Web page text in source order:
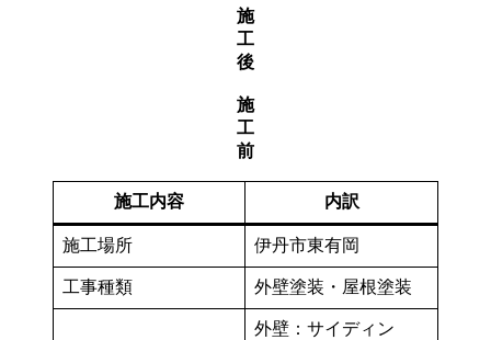
施
工
後
施
工
前
施工内容 内訳
施工場所 伊丹市東有岡
工事種類 外壁塗装・屋根塗装
外壁：サイディン